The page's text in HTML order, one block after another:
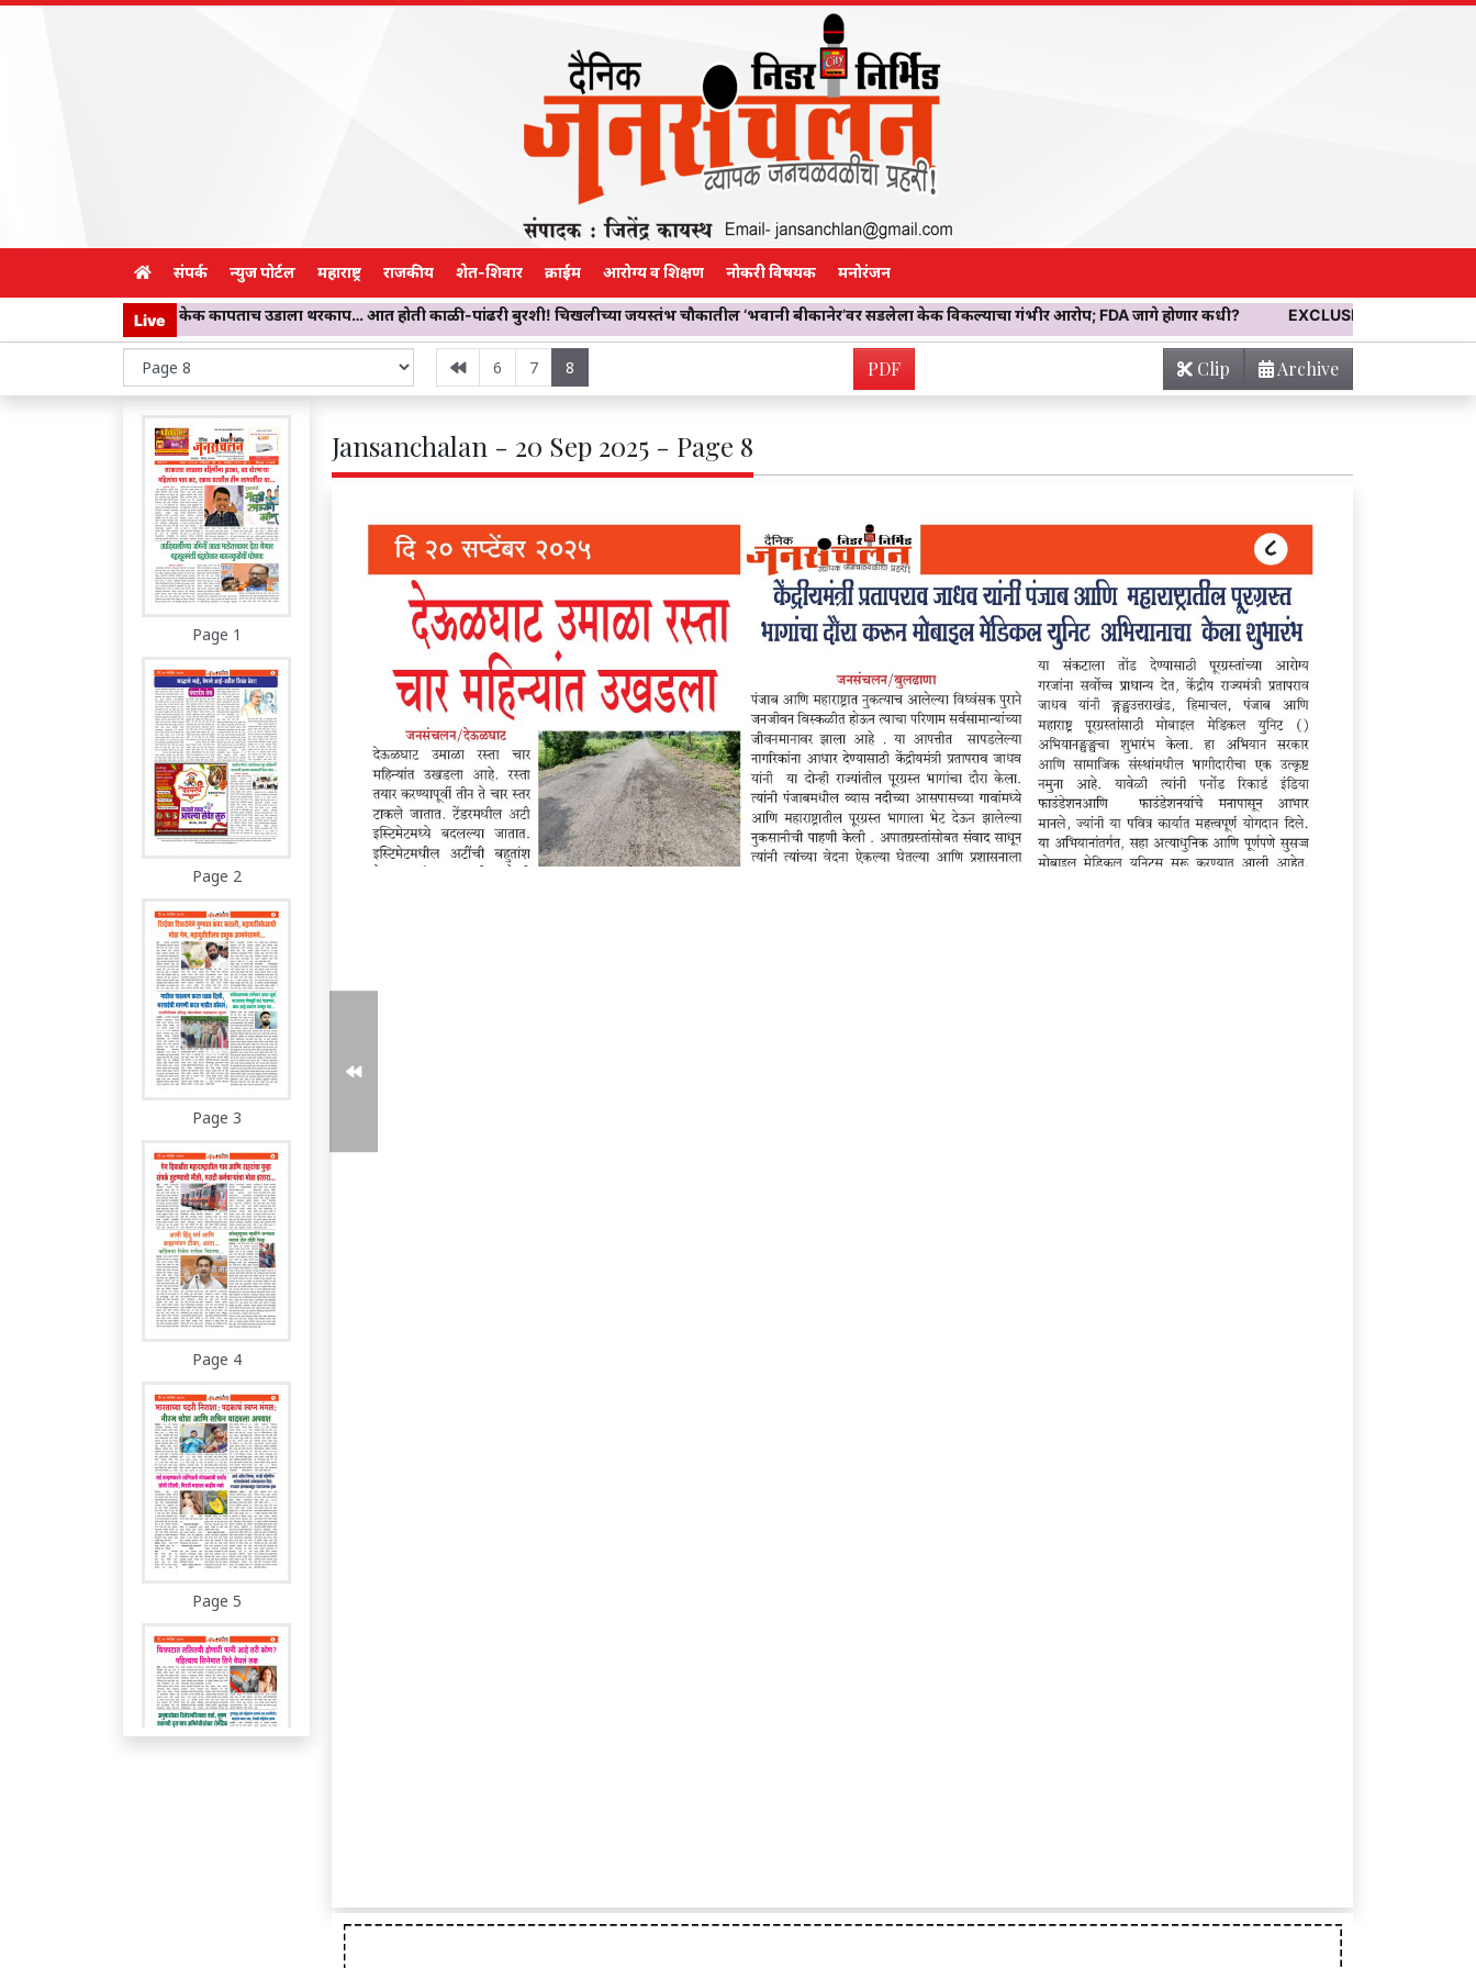
संपर्क न्युज पोर्टल महाराष्ट्र राजकीय शेत-शिवार क्राईम आरोग्य व शिक्षण नोकरी विषयक मनोरंजन
Live
आणलेला केक कापताच उडाला थरकाप… आत होती काळी-पांढरी बुरशी! चिखलीच्या जयस्तंभ चौकातील ‘भवानी बीकानेर’वर सडलेला केक विकल्याचा गंभीर आरोप; FDA जागे होणार कधी? EXCLUSIVE! एक रडण्याचा आवाज… मग
6 7 8 PDF Archive
Clip
Page 1
Page 2
Page 3
Page 4
Page 5
Jansanchalan - 20 Sep 2025 - Page 8